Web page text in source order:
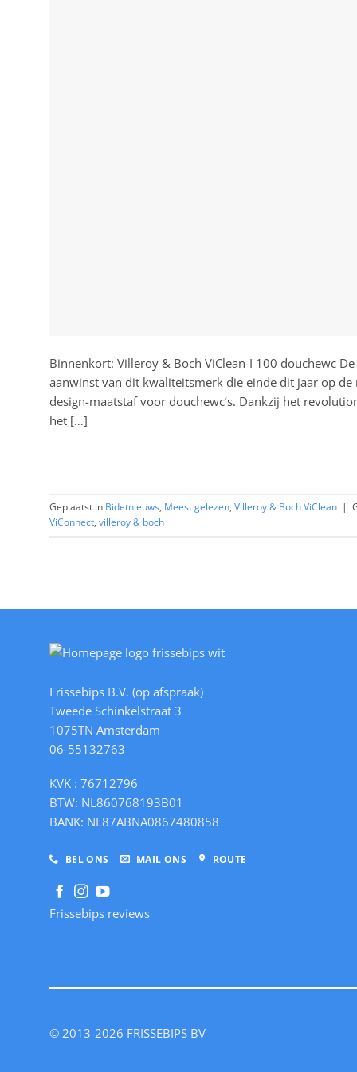
Binnenkort: Villeroy & Boch ViClean-I 100 douchewc
aanwinst van dit kwaliteitsmerk die einde dit jaar op
design-maatstaf voor douchewc’s. Dankzij het
het […]
Geplaatst in Bidetnieuws, Meest gelezen, Villeroy & Boch ViClean |
ViConnect, villeroy & boch
Frissebips B.V. (op afspraak)
Tweede Schinkelstraat 3
1075TN Amsterdam
06-55132763
KVK : 76712796
BTW: NL860768193B01
BANK: NL87ABNA0867480858
BEL ONS MAIL ONS ROUTE
Frissebips reviews
© 2013-2026 FRISSEBIPS BV